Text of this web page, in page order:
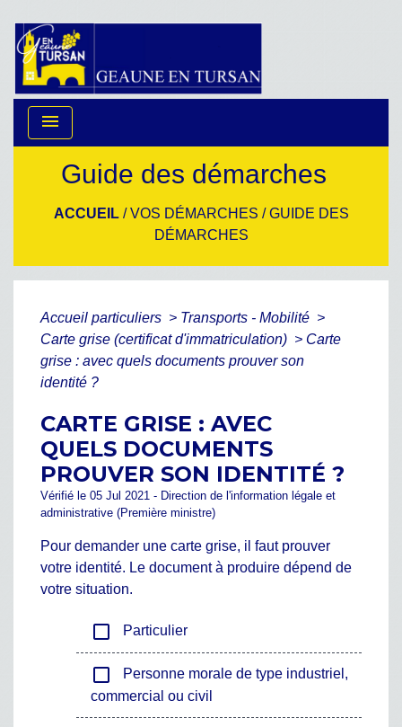
menu
Guide des démarches
ACCUEIL/VOS DÉMARCHES /GUIDE DES
DÉMARCHES
Accueil particuliers > Transports - Mobilité >
Carte grise (certificat d'immatriculation) > Carte
grise : avec quels documents prouver son
identité ?
CARTE GRISE : AVEC
QUELS DOCUMENTS
PROUVER SON IDENTITÉ ?
Vérifié le 05 Jul 2021 - Direction de l'information légale et
administrative (Première ministre)
Pour demander une carte grise, il faut prouver
votre identité. Le document à produire dépend de
votre situation.
check_box_outline_blank Particulier
check_box_outline_blank
Personne morale de type industriel,
commercial ou civil